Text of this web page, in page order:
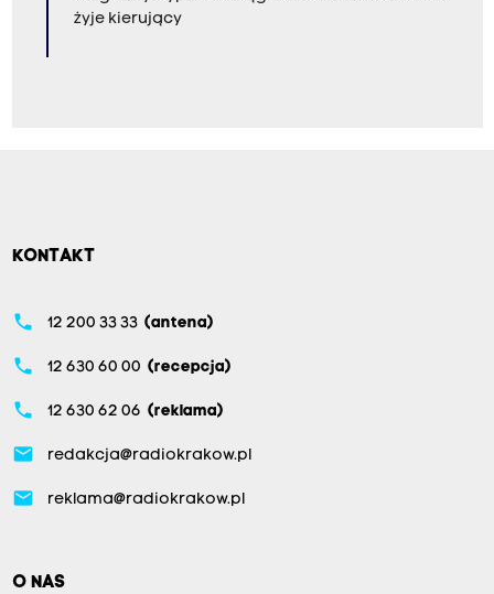
żyje kierujący
KONTAKT
phone 12 200 33 33 (antena)
phone 12 630 60 00 (recepcja)
phone 12 630 62 06 (reklama)
email redakcja@radiokrakow.pl
email reklama@radiokrakow.pl
O NAS